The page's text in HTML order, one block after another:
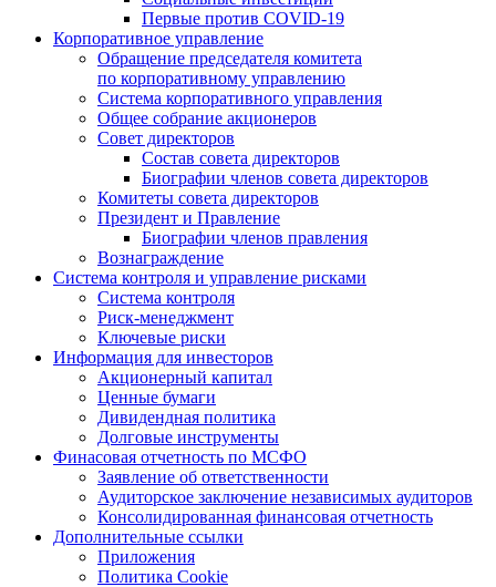
Первые против COVID‑19
Корпоративное управление
Обращение председателя комитета
по корпоративному управлению
Система корпоративного управления
Общее собрание акционеров
Совет директоров
Состав совета директоров
Биографии членов совета директоров
Комитеты совета директоров
Президент и Правление
Биографии членов правления
Вознаграждение
Система контроля и управление рисками
Система контроля
Риск-менеджмент
Ключевые риски
Информация для инвесторов
Акционерный капитал
Ценные бумаги
Дивидендная политика
Долговые инструменты
Финасовая отчетность по МСФО
Заявление об ответственности
Аудиторское заключение независимых аудиторов
Консолидированная финансовая отчетность
Дополнительные ссылки
Приложения
Политика Cookie